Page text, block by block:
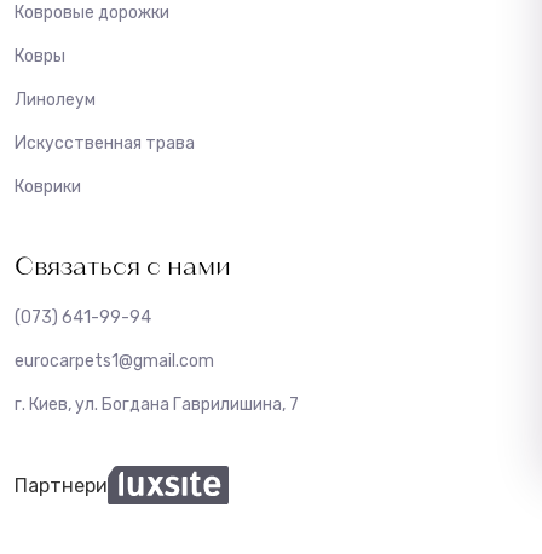
Ковровые дорожки
Ковры
Линолеум
Искусственная трава
Коврики
Связаться с нами
(073) 641-99-94
eurocarpets1@gmail.com
г. Киев, ул. Богдана Гаврилишина, 7
Партнери